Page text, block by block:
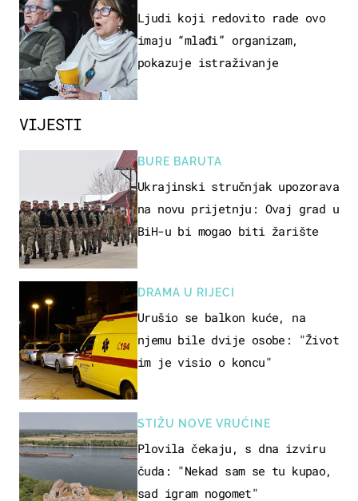
VIJESTI
BURE BARUTA
Ukrajinski stručnjak upozorava
na novu prijetnju: Ovaj grad u
BiH-u bi mogao biti žarište
DRAMA U RIJECI
Urušio se balkon kuće, na
njemu bile dvije osobe: "Život
im je visio o koncu"
STIŽU NOVE VRUĆINE
Plovila čekaju, s dna izviru
čuda: "Nekad sam se tu kupao,
sad igram nogomet"
OSOBA
Ljudi koji redovito rade ovo
imaju “mlađi” organizam,
pokazuje istraživanje